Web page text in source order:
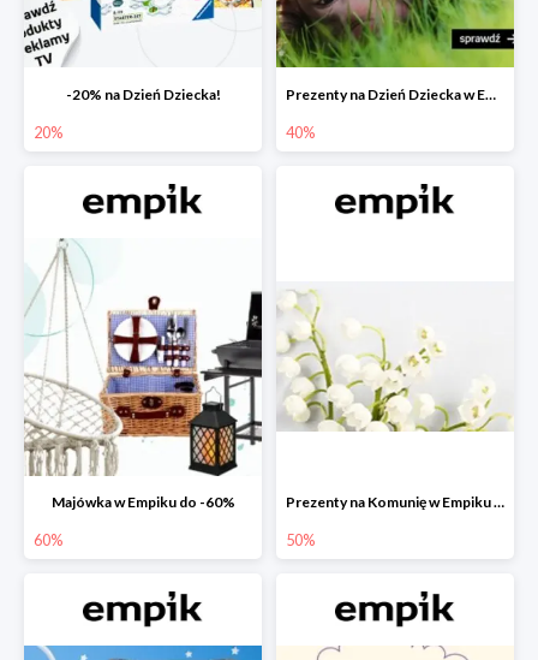
-20% na Dzień Dziecka!
20%
Prezenty na Dzień Dziecka w Empiku do -40%
40%
Majówka w Empiku do -60%
60%
Prezenty na Komunię w Empiku do -50%
50%